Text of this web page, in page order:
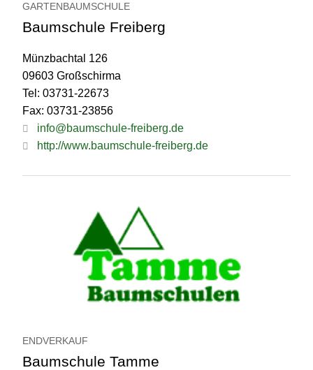
GARTENBAUMSCHULE
Baumschule Freiberg
Münzbachtal 126
09603 Großschirma
Tel: 03731-22673
Fax: 03731-23856
info@baumschule-freiberg.de
http://www.baumschule-freiberg.de
ENDVERKAUF
Baumschule Tamme